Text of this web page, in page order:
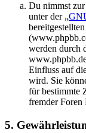
Du nimmst
unter der „
werden durch
Einfluss auf
wird. Sie
für bestimmte
fremder Foren
5.